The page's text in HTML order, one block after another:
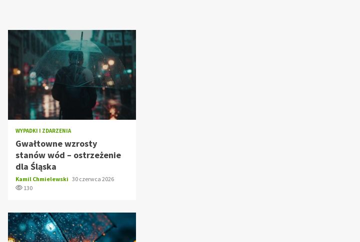
WYPADKI I ZDARZENIA
Gwałtowne wzrosty
stanów wód – ostrzeżenie
dla Śląska
Kamil Chmielewski 30 czerwca 2026
130